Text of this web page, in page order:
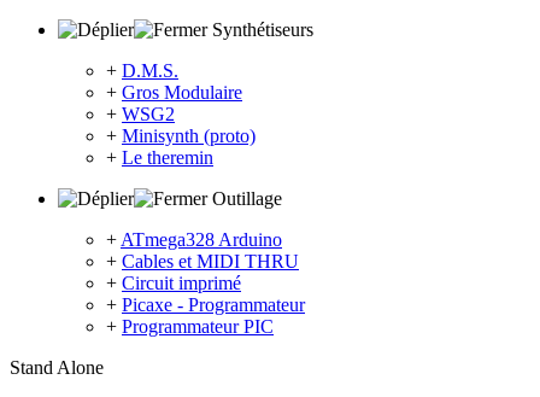
Synthétiseurs
+ D.M.S.
+ Gros Modulaire
+ WSG2
+ Minisynth (proto)
+ Le theremin
Outillage
+ ATmega328 Arduino
+ Cables et MIDI THRU
+ Circuit imprimé
+ Picaxe - Programmateur
+ Programmateur PIC
Stand Alone